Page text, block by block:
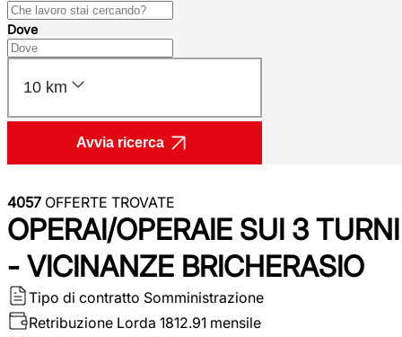
Dove
10 km
Avvia ricerca
4057 OFFERTE TROVATE
OPERAI/OPERAIE SUI 3 TURNI
- VICINANZE BRICHERASIO
Tipo di contratto Somministrazione
Retribuzione Lorda 1812.91 mensile